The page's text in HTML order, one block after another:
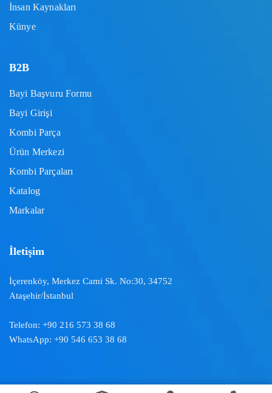
İnsan Kaynakları
Künye
B2B
Bayi Başvuru Formu
Bayi Girişi
Kombi Parça
Ürün Merkezi
Kombi Parçaları
Katalog
Markalar
İletişim
İçerenköy, Merkez Cami Sk. No:30, 34752
Ataşehir/İstanbul
Telefon: +90 216 573 38 68
WhatsApp: +90 546 653 38 68